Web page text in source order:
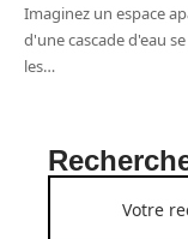
Imaginez un espace
d'une cascade d'eau
les…